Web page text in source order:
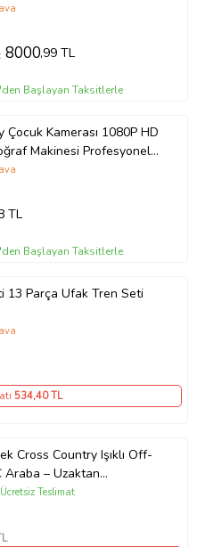
8000,99 TL
Başlayan Taksitlerle
Çocuk Kamerası 1080P HD
Makinesi Profesyonel
TL
Başlayan Taksitlerle
13 Parça Ufak Tren Seti
534,40 TL
Cross Country Işıklı Off-
Araba – Uzaktan
3 Renk Seçenekli
Teslimat